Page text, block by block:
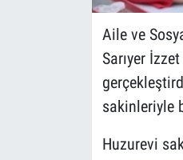
Aile ve
Sarıyer
sakinleriyle
Huzurevi